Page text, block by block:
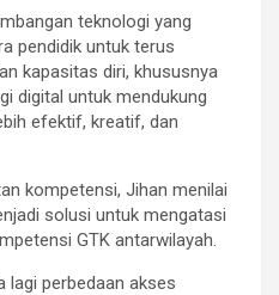
teknologi yang
pendidik untuk terus
kapasitas diri, khususnya
digital untuk mendukung
efektif, kreatif, dan
kompetensi, Jihan menilai
solusi untuk mengatasi
GTK antarwilayah.
lagi perbedaan akses